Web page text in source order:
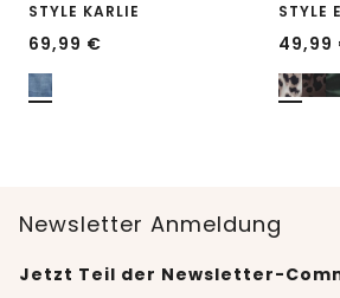
STYLE KARLIE
69,99 €
STYLE
49,99
Newsletter Anmeldung
Jetzt Teil der Newsletter-